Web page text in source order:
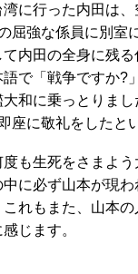
に行った内田は
屈強な係員に別室
内田の全身に残
語で「戦争ですか?
和に乗っとりま
座に敬礼をしたと
も生死をさまよう
に必ず山本が現
れもまた、山本
じます。